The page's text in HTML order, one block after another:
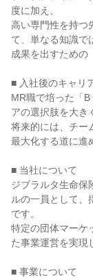
度に加え、
高い専門性を持つ
て、単なる知識で
成果を出すための
■ 入社後のキャリ
MR職で培った「
アの選択肢を大き
将来的には、チー
最大化する道に進
■ 当社について
ジブラルタ生命保
ルの一員として、
です。
特定の団体マーケ
た事業運営を実現
■ 事業について